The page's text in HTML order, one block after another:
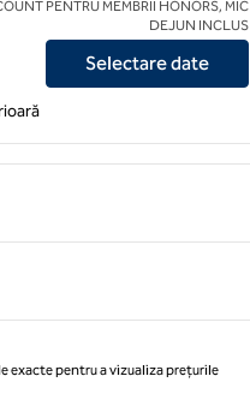
Fosters, un hotel SLH
PENTRU MEMBRII HONORS, MIC
DEJUN INCLUS
Selectare date
exacte pentru a vizualiza prețurile